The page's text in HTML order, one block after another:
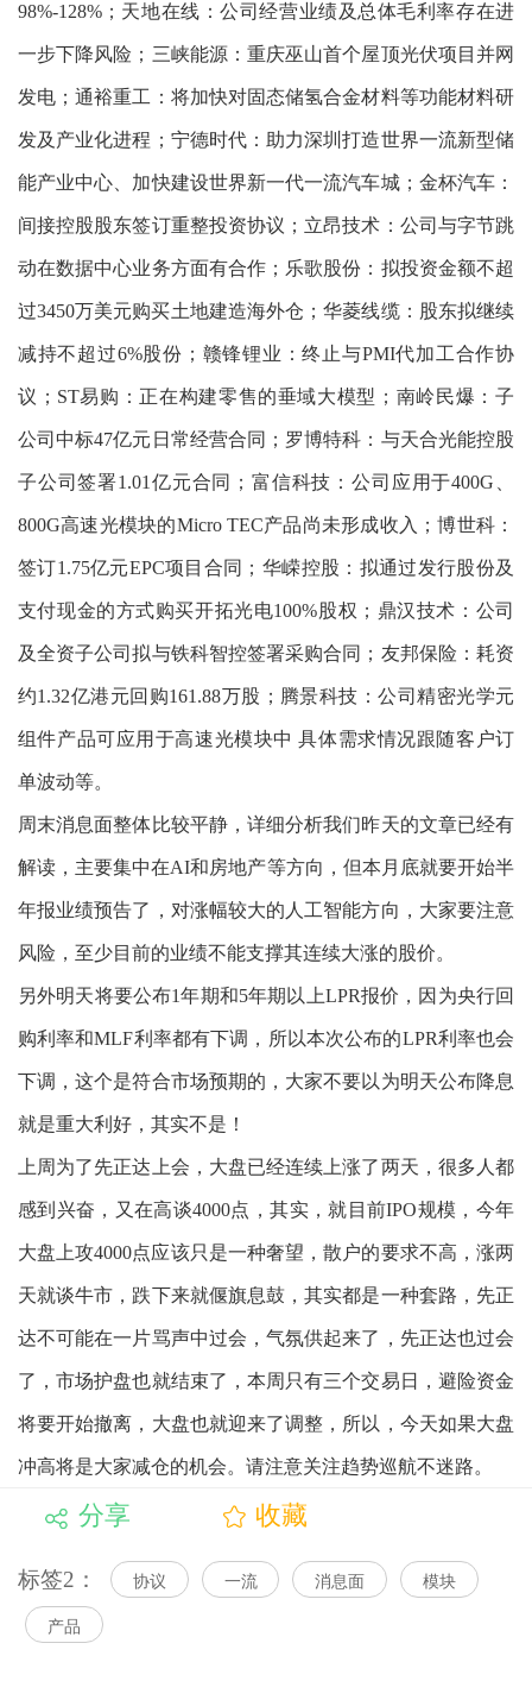
98%-128%；天地在线：公司经营业绩及总体毛利率存在进
一步下降风险；三峡能源：重庆巫山首个屋顶光伏项目并网
发电；通裕重工：将加快对固态储氢合金材料等功能材料研
发及产业化进程；宁德时代：助力深圳打造世界一流新型储
能产业中心、加快建设世界新一代一流汽车城；金杯汽车：
间接控股股东签订重整投资协议；立昂技术：公司与字节跳
动在数据中心业务方面有合作；乐歌股份：拟投资金额不超
过3450万美元购买土地建造海外仓；华菱线缆：股东拟继续
减持不超过6%股份；赣锋锂业：终止与PMI代加工合作协
议；ST易购：正在构建零售的垂域大模型；南岭民爆：子
公司中标47亿元日常经营合同；罗博特科：与天合光能控股
子公司签署1.01亿元合同；富信科技：公司应用于400G、
800G高速光模块的Micro TEC产品尚未形成收入；博世科：
签订1.75亿元EPC项目合同；华嵘控股：拟通过发行股份及
支付现金的方式购买开拓光电100%股权；鼎汉技术：公司
及全资子公司拟与铁科智控签署采购合同；友邦保险：耗资
约1.32亿港元回购161.88万股；腾景科技：公司精密光学元
组件产品可应用于高速光模块中 具体需求情况跟随客户订
单波动等。
周末消息面整体比较平静，详细分析我们昨天的文章已经有
解读，主要集中在AI和房地产等方向，但本月底就要开始半
年报业绩预告了，对涨幅较大的人工智能方向，大家要注意
风险，至少目前的业绩不能支撑其连续大涨的股价。
另外明天将要公布1年期和5年期以上LPR报价，因为央行回
购利率和MLF利率都有下调，所以本次公布的LPR利率也会
下调，这个是符合市场预期的，大家不要以为明天公布降息
就是重大利好，其实不是！
上周为了先正达上会，大盘已经连续上涨了两天，很多人都
感到兴奋，又在高谈4000点，其实，就目前IPO规模，今年
大盘上攻4000点应该只是一种奢望，散户的要求不高，涨两
天就谈牛市，跌下来就偃旗息鼓，其实都是一种套路，先正
达不可能在一片骂声中过会，气氛供起来了，先正达也过会
了，市场护盘也就结束了，本周只有三个交易日，避险资金
将要开始撤离，大盘也就迎来了调整，所以，今天如果大盘
冲高将是大家减仓的机会。请注意关注趋势巡航不迷路。
分享 收藏
标签2： 协议 一流 消息面 模块
产品